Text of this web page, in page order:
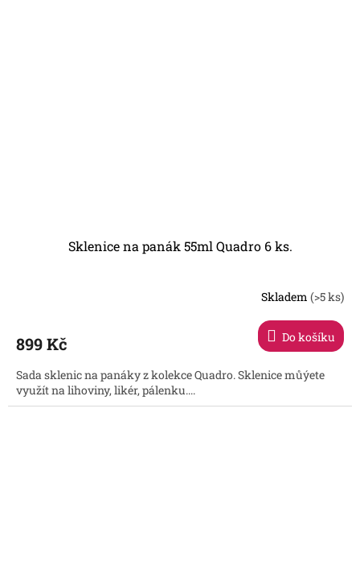
Sklenice na panák 55ml Quadro 6 ks.
je
z
5
hvězdiček.
Skladem(>5 ks)
899 Kč Do košíku
Sada sklenic na panáky z kolekce Quadro. Sklenice můýete
využít na lihoviny, likér, pálenku....